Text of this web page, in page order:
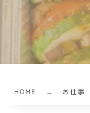
HOME お仕事